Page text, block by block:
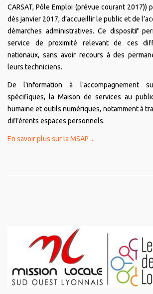
CARSAT, Pôle Emploi (prévue courant 2017))
dès janvier 2017, d’accueillir le public et de
démarches administratives. Ce dispositif
service de proximité relevant de ces
nationaux, sans avoir recours à des
leurs techniciens.
De l'information à l'accompagnement
spécifiques, la Maison de services au
humaine et outils numériques, notamment à
différents espaces personnels.
En savoir plus sur la MSAP ...